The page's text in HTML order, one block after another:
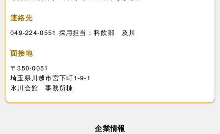
連絡先
049-224-0551 採用担当：料飲部 及川
面接地
〒350-0051
埼玉県川越市宮下町1-9-1
氷川会館 事務所棟
企業情報